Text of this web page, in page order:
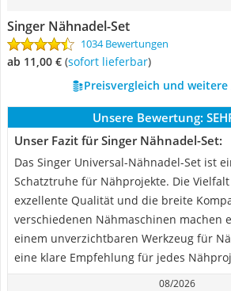
Singer Nähnadel-Set
1034 Bewertungen
ab 11,00 € ( Sofort lieferbar)
Preisvergleich und weitere
Unsere Bewertung:
Unser Fazit für Singer Nähnadel-Set:
Das Singer Universal-Nähnadel-Set ist
Schatztruhe für Nähprojekte. Die
exzellente Qualität und die breite
verschiedenen Nähmaschinen machen
einem unverzichtbaren Werkzeug für
eine klare Empfehlung für jedes
08/2026